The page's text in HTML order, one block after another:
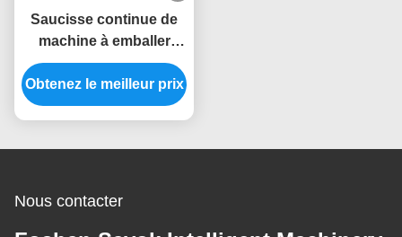
Saucisse continue de
machine à emballer
d'écoulement de la
machine 2.5KW de
cachetage d'oreiller
Obtenez le meilleur prix
Nous contacter